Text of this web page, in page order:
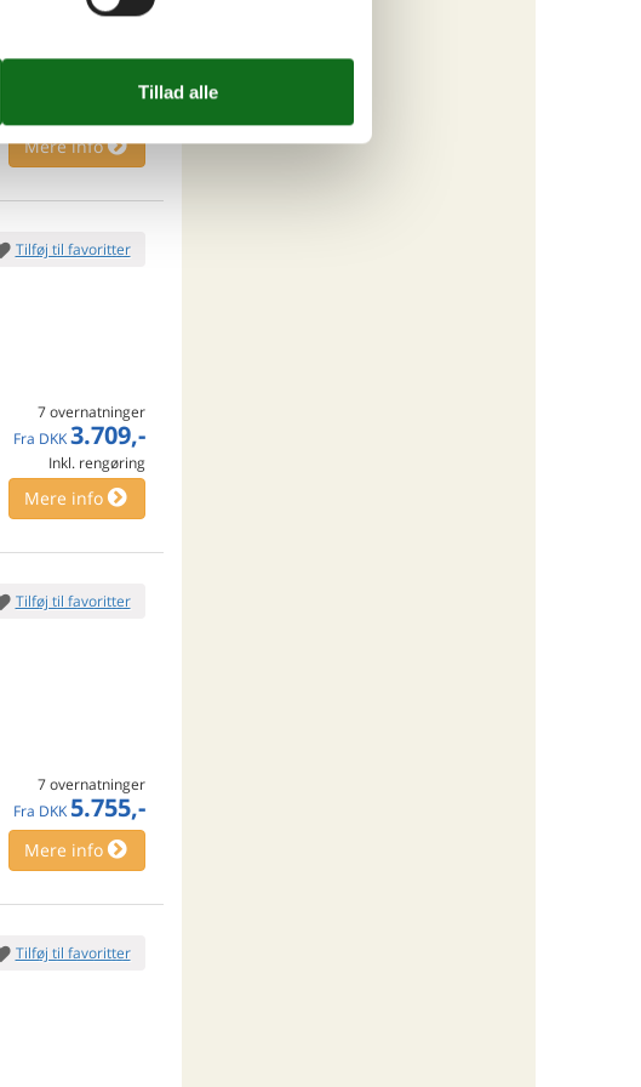
7 overnatninger
6.939,-
Mere info
Tilføj til favoritter
7 overnatninger
Fra DKK 3.709,-
Inkl. rengøring
Mere info
Tilføj til favoritter
7 overnatninger
Fra DKK 5.755,-
Mere info
Tilføj til favoritter